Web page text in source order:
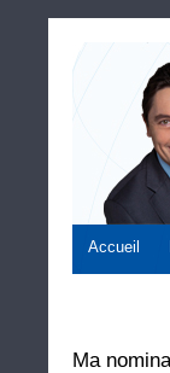
Accueil
Ma